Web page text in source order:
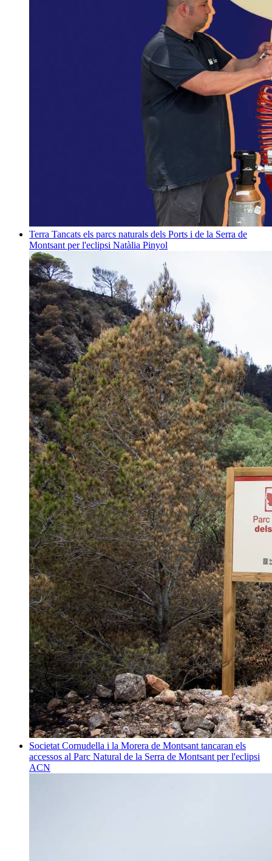
Terra Tancats els parcs naturals dels Ports i de la Serra de
Montsant per l'eclipsi Natàlia Pinyol
Societat Cornudella i la Morera de Montsant tancaran els
accessos al Parc Natural de la Serra de Montsant per l'eclipsi
ACN